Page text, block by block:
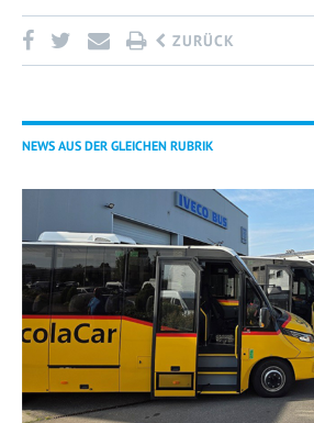
ZURÜCK
NEWS AUS DER GLEICHEN RUBRIK